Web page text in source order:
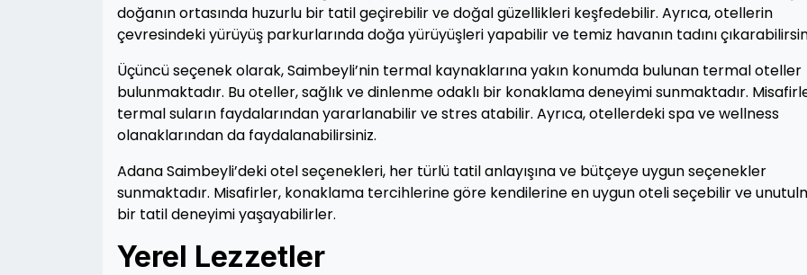
doğanın ortasında huzurlu bir tatil geçirebilir ve doğal güzellikleri keşfedebilir. Ayrıca, otellerin
çevresindeki yürüyüş parkurlarında doğa yürüyüşleri yapabilir ve temiz havanın tadını
Üçüncü seçenek olarak, Saimbeyli’nin termal kaynaklarına yakın konumda bulunan termal oteller
bulunmaktadır. Bu oteller, sağlık ve dinlenme odaklı bir konaklama deneyimi sunmaktadır.
termal suların faydalarından yararlanabilir ve stres atabilir. Ayrıca, otellerdeki spa ve wellness
olanaklarından da faydalanabilirsiniz.
Adana Saimbeyli’deki otel seçenekleri, her türlü tatil anlayışına ve bütçeye uygun seçenekler
sunmaktadır. Misafirler, konaklama tercihlerine göre kendilerine en uygun oteli seçebilir ve
bir tatil deneyimi yaşayabilirler.
Yerel Lezzetler